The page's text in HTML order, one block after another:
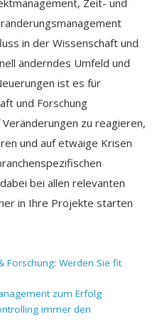
Zeit- und
in der Wissenschaft und
änderndes Umfeld und
ist es für
und Forschung
zu reagieren,
und auf etwaige Krisen
bei allen relevanten
in Ihre Projekte starten
Forschung: Werden Sie fit
zum Erfolg
immer den